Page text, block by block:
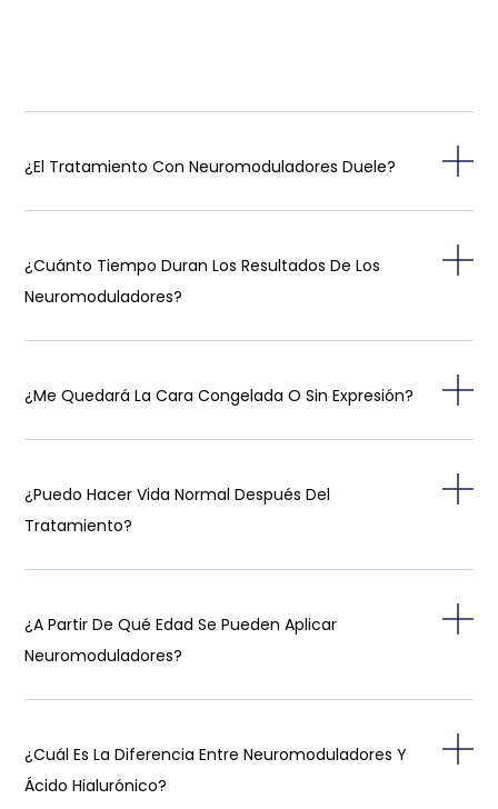
¿El Tratamiento Con Neuromoduladores Duele?
¿Cuánto Tiempo Duran Los Resultados De Los
Neuromoduladores?
¿Me Quedará La Cara Congelada O Sin Expresión?
¿Puedo Hacer Vida Normal Después Del
Tratamiento?
¿A Partir De Qué Edad Se Pueden Aplicar
Neuromoduladores?
¿Cuál Es La Diferencia Entre Neuromoduladores Y
Ácido Hialurónico?